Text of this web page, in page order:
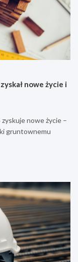
nowe życie i
nowe życie –
gruntownemu